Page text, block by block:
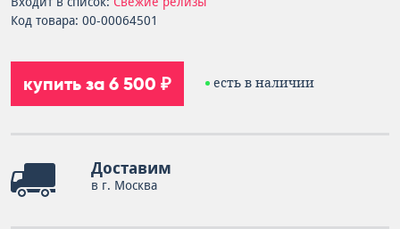
Код товара: 00-00064501
купить за 6 500 ₽ есть в наличии
Доставим
в г. Москва